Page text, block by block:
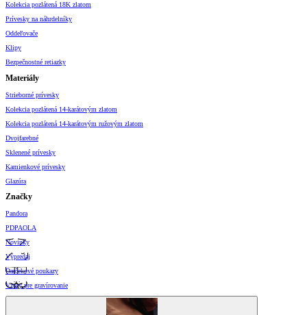
Kolekcia pozlátená 18K zlatom
Prívesky na náhrdelníky
Oddeľovače
Klipy
Bezpečnostné retiazky
Materiály
Strieborné prívesky
Kolekcia pozlátená 14-karátovým zlatom
Kolekcia pozlátená 14-karátovým ružovým zlatom
Dvojfarebné
Sklenené prívesky
Kamienkové prívesky
Glazúra
Značky
Pandora
PDPAOLA
Novinky
Výpredaj
Darčekové poukazy
Vzory pre gravírovanie